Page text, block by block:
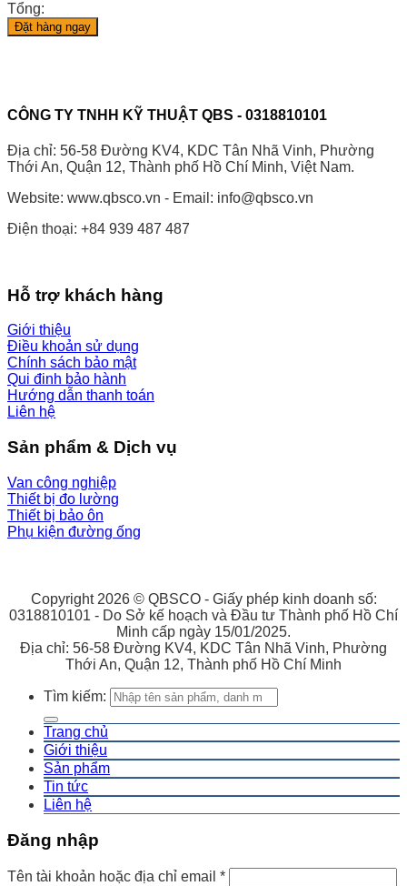
Tổng:
Đặt hàng ngay
CÔNG TY TNHH KỸ THUẬT QBS - 0318810101
Địa chỉ: 56-58 Đường KV4, KDC Tân Nhã Vinh, Phường
Thới An, Quận 12, Thành phố Hồ Chí Minh, Việt Nam.
Website: www.qbsco.vn - Email: info@qbsco.vn
Điện thoại: +84 939 487 487
Hỗ trợ khách hàng
Giới thiệu
Điều khoản sử dụng
Chính sách bảo mật
Qui đinh bảo hành
Hướng dẫn thanh toán
Liên hệ
Sản phẩm & Dịch vụ
Van công nghiệp
Thiết bị đo lường
Thiết bị bảo ôn
Phụ kiện đường ống
Copyright 2026 © QBSCO - Giấy phép kinh doanh số:
0318810101 - Do Sở kế hoạch và Đầu tư Thành phố Hồ Chí
Minh cấp ngày 15/01/2025.
Địa chỉ: 56-58 Đường KV4, KDC Tân Nhã Vinh, Phường
Thới An, Quận 12, Thành phố Hồ Chí Minh
Tìm kiếm:
Trang chủ
Giới thiệu
Sản phẩm
Tin tức
Liên hệ
Đăng nhập
Tên tài khoản hoặc địa chỉ email *